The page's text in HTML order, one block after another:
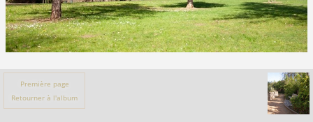
Première page
Retourner à l'album